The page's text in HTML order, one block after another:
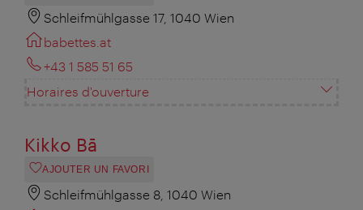
Schleifmühlgasse 17, 1040 Wien
babettes.at
+43 1 585 51 65
Horaires d'ouverture
Kikko Bā
AJOUTER UN FAVORI
Schleifmühlgasse 8, 1040 Wien